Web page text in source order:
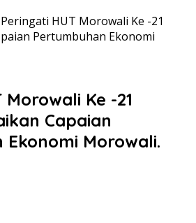
Peringati HUT Morowali Ke -21
Pertumbuhan Ekonomi
Ke -21
Capaian
Morowali.